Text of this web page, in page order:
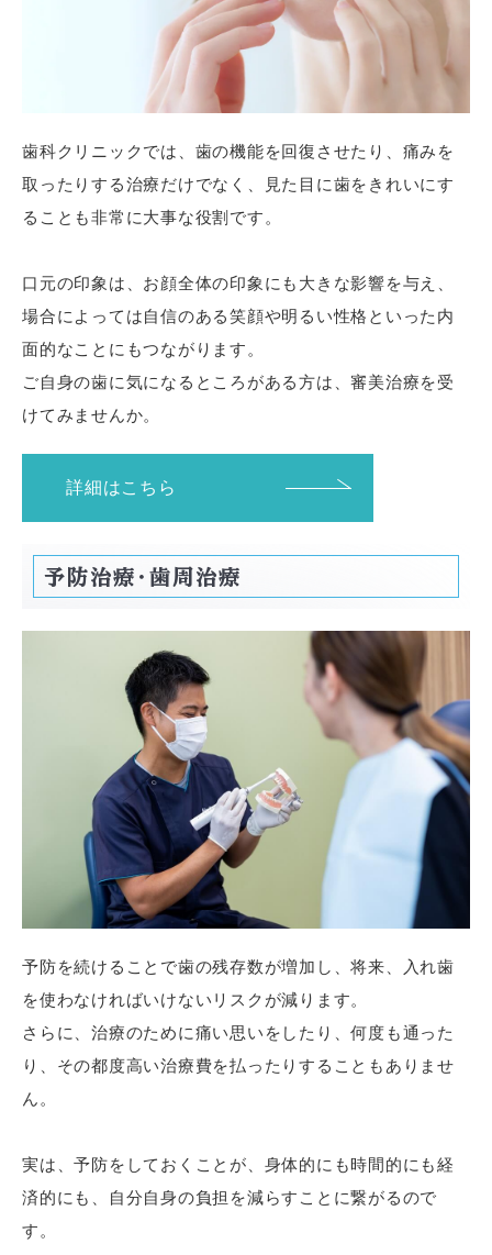
歯科クリニックでは、歯の機能を回復させたり、痛みを
取ったりする治療だけでなく、見た目に歯をきれいにす
ることも非常に大事な役割です。
口元の印象は、お顔全体の印象にも大きな影響を与え、
場合によっては自信のある笑顔や明るい性格といった内
面的なことにもつながります。
ご自身の歯に気になるところがある方は、審美治療を受
けてみませんか。
詳細はこちら
予防治療・歯周治療
予防を続けることで歯の残存数が増加し、将来、入れ歯
を使わなければいけないリスクが減ります。
さらに、治療のために痛い思いをしたり、何度も通った
り、その都度高い治療費を払ったりすることもありませ
ん。
実は、予防をしておくことが、身体的にも時間的にも経
済的にも、自分自身の負担を減らすことに繋がるので
す。